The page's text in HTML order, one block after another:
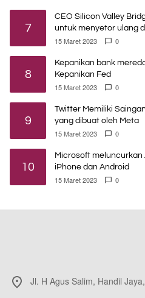
7
CEO Silicon Valley
untuk menyetor ulang
15 Maret 2023 0
8
Kepanikan bank
Kepanikan Fed
15 Maret 2023 0
9
Twitter Memiliki
yang dibuat oleh Meta
15 Maret 2023 0
10
Microsoft meluncurkan
iPhone dan Android
15 Maret 2023 0
Jl. H Agus Salim, Handil